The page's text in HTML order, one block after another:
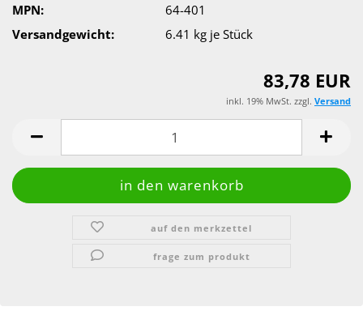
MPN:
64-401
Versandgewicht:
6.41 kg je Stück
83,78 EUR
inkl. 19% MwSt. zzgl. Versand
auf den merkzettel
frage zum produkt